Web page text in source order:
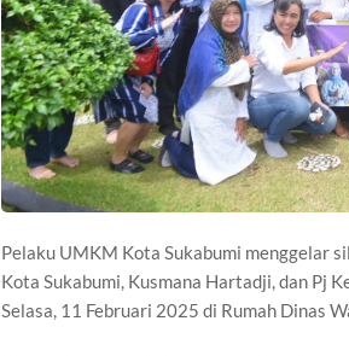
Pelaku UMKM Kota Sukabumi menggelar
Kota Sukabumi, Kusmana Hartadji, dan Pj
Selasa, 11 Februari 2025 di Rumah Dinas